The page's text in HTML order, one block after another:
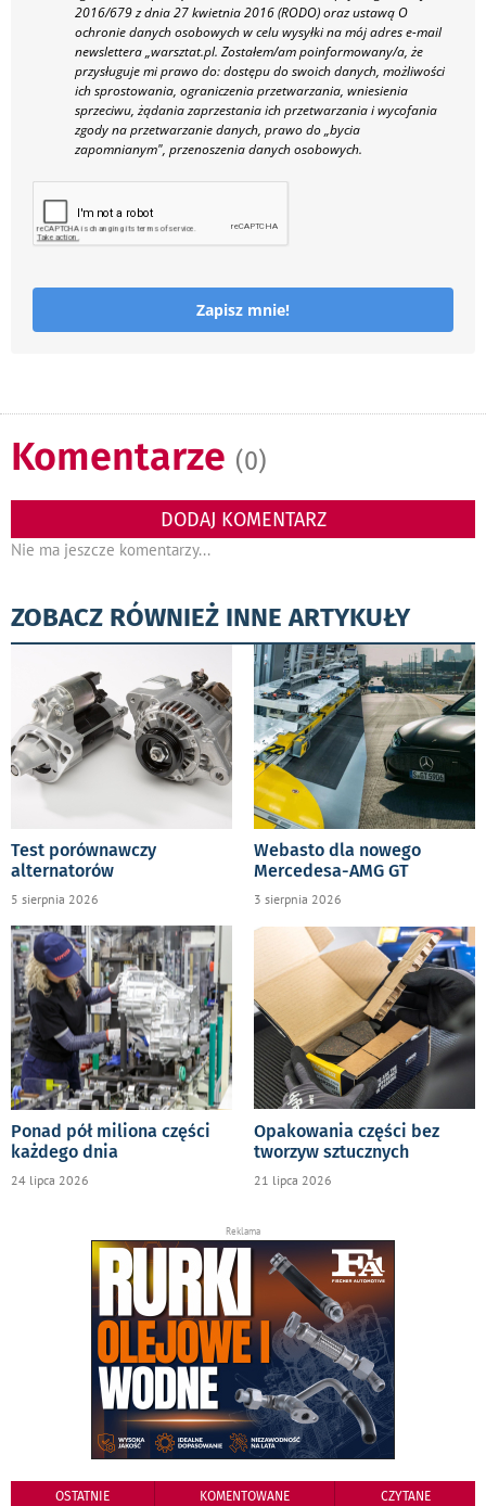
2016/679 z dnia 27 kwietnia 2016 (RODO) oraz ustawą O
ochronie danych osobowych w celu wysyłki na mój adres e-mail
newslettera „warsztat.pl. Zostałem/am poinformowany/a, że
przysługuje mi prawo do: dostępu do swoich danych, możliwości
ich sprostowania, ograniczenia przetwarzania, wniesienia
sprzeciwu, żądania zaprzestania ich przetwarzania i wycofania
zgody na przetwarzanie danych, prawo do „bycia
zapomnianym", przenoszenia danych osobowych.
Zapisz mnie!
Komentarze (0)
DODAJ KOMENTARZ
Nie ma jeszcze komentarzy...
ZOBACZ RÓWNIEŻ INNE ARTYKUŁY
Test porównawczy
alternatorów
5 sierpnia 2026
Webasto dla nowego
Mercedesa-AMG GT
3 sierpnia 2026
Ponad pół miliona części
każdego dnia
24 lipca 2026
Opakowania części bez
tworzyw sztucznych
21 lipca 2026
Reklama
OSTATNIE KOMENTOWANE CZYTANE